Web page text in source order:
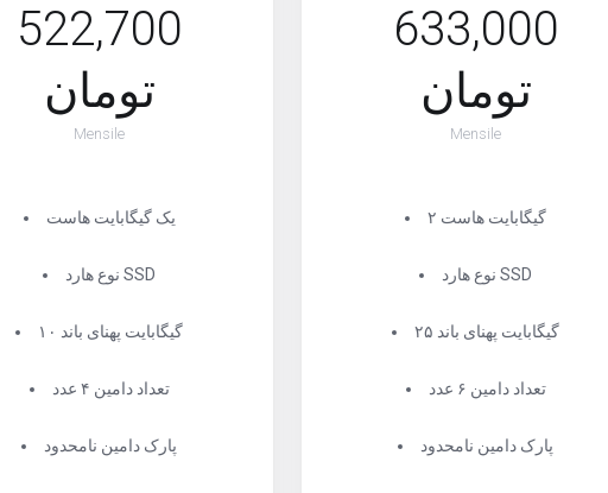
522,700
تومان
Mensile
یک گیگابایت هاست
نوع هارد SSD
۱۰ گیگابایت پهنای باند
تعداد دامین ۴ عدد
پارک دامین نامحدود
633,000
تومان
Mensile
۲ گیگابایت هاست
نوع هارد SSD
۲۵ گیگابایت پهنای باند
تعداد دامین ۶ عدد
پارک دامین نامحدود